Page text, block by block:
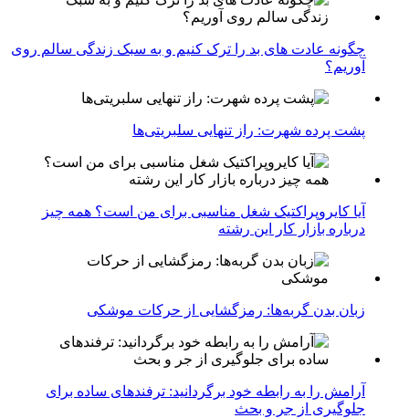
چگونه عادت‌ های بد را ترک کنیم و به سبک زندگی سالم روی
آوریم؟
پشت پرده شهرت: راز تنهایی سلبریتی‌ها
آیا کایروپراکتیک شغل مناسبی برای من است؟ همه چیز
درباره بازار کار این رشته
زبان بدن گربه‌ها: رمزگشایی از حرکات موشکی
آرامش را به رابطه خود برگردانید: ترفندهای ساده برای
جلوگیری از جر و بحث